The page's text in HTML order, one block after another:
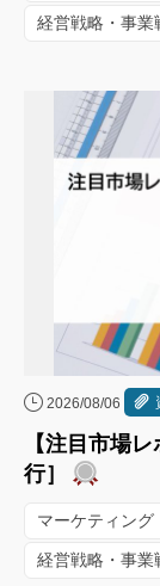
経営戦略・事業
2026/08/06
【注目市場
行］
マーケティング
経営戦略・事業